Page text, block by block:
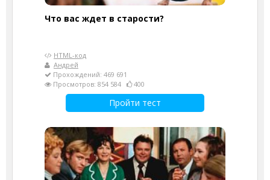
Что вас ждет в старости?
HTML-код
Андрей
Прохождений: 469 691
Просмотров: 854 584
400
Пройти тест